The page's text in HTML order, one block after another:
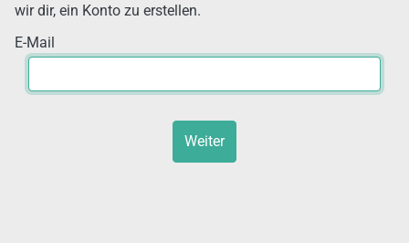
wir dir, ein Konto zu erstellen.
E-Mail
Weiter